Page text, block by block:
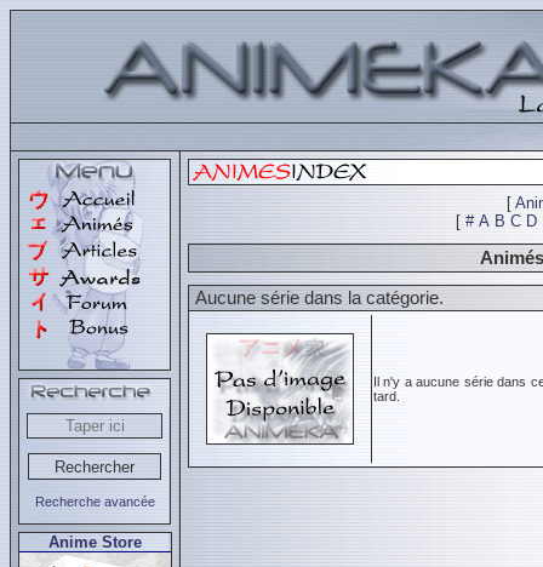
Recherche avancée
Anime Store
[
[ # A B C D
Aucune série dans la catégorie.
Il n'y a aucune série dans
tard.